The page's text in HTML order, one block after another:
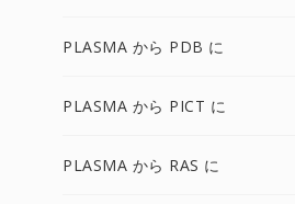
PLASMA から PDB に
PLASMA から PICT に
PLASMA から RAS に